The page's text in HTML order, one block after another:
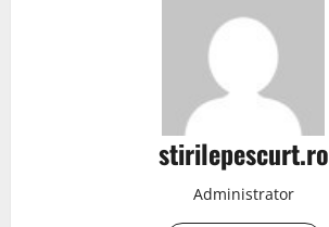
stirilepescurt.ro
Administrator